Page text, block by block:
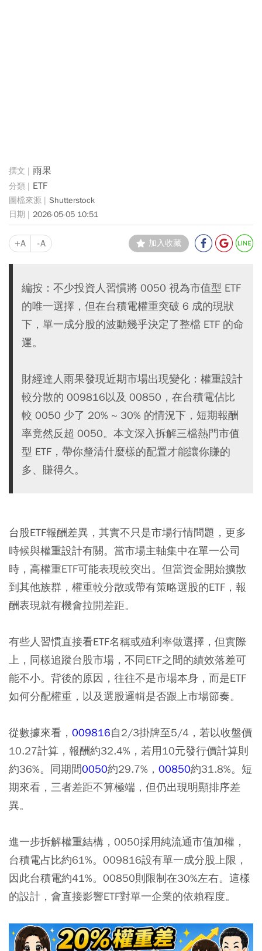
雨果
ETF
Shutterstock
2026-05-05 10:51
+A -A 加入收藏
編按：不少投資人習慣將 0050 視為市值型 ETF
的唯一選擇，但在台積電權重突破 6 成的現狀
下，單一成分股的波動幾乎決定了整檔 ETF 的命
運。
財經達人雨果發現近期市場出現變化：權重設計
較分散的 009816以及 00850，在台積電佔比
較 0050 少了 20% ~ 30% 的情況下，短期報酬
率竟然反超 0050。本文深入拆解三檔熱門市值
型 ETF，帶你釐清什麼樣的配置才能讓你賺的
多、賺得久。
台股ETF報酬差異，其實不只是市場行情問題，更多
時候與權重設計有關。當市場主軸集中在單一公司
時，高權重ETF可能表現較突出。但當資金開始擴散
到其他族群，權重較分散或帶有策略選股的ETF，報
酬表現就有機會拉開差距。
有些人習慣直接看ETF名稱或殖利率做選擇，但實際
上，同樣追蹤台股市場，不同ETF之間的績效落差可
能不小。背後的原因，往往不是市場本身，而是ETF
如何分配權重，以及選股邏輯是否跟上市場節奏。
從數據來看， 009816自2/3掛牌至5/4，若以收盤價
10.27計算，報酬約32.4%，若用10元發行價計算則
約36%。同期間0050約29.7%， 00850約31.8%。短
期來看，三者差距不算極端，但仍出現明顯排序差
異。
進一步拆解權重結構，0050採用純流通市值加權，
台積電占比約61%。009816設有單一成分股上限，
因此台積電約41%。00850則限制在30%左右。這樣
的設計，會直接影響ETF對單一企業的依賴程度。